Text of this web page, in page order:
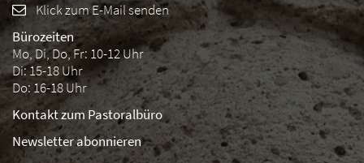
Klick zum E-Mail senden
Bürozeiten
Mo, Di, Do, Fr: 10-12 Uhr
Di: 15-18 Uhr
Do: 16-18 Uhr
Kontakt zum Pastoralbüro
Newsletter abonnieren